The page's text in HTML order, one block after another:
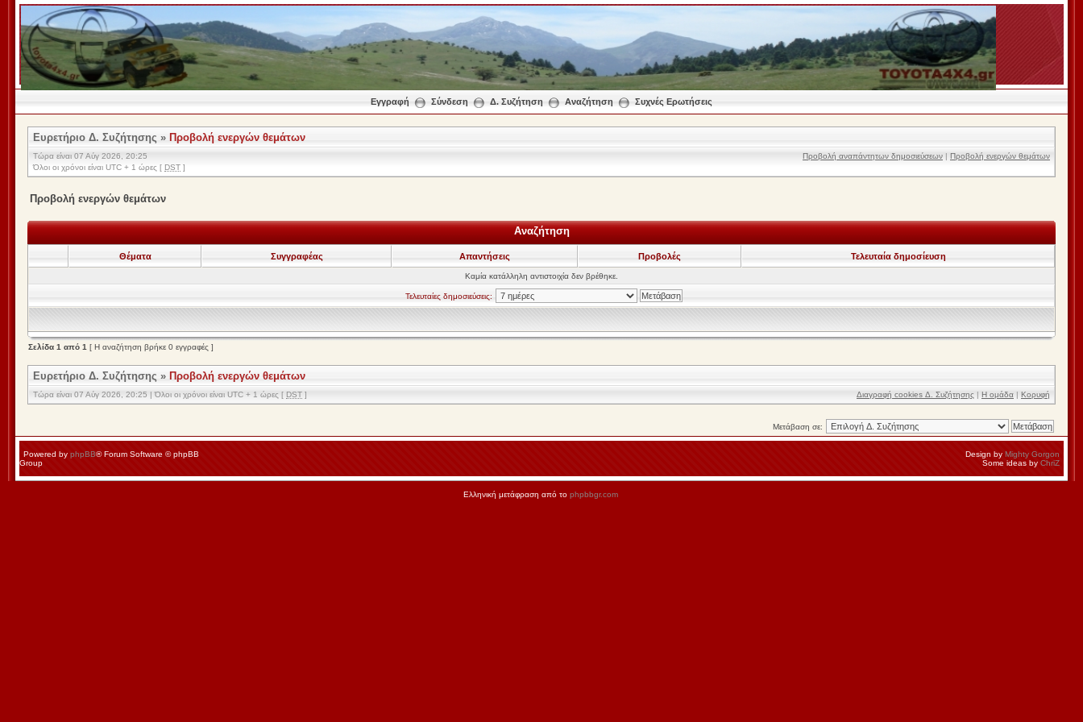
Εγγραφή Σύνδεση Δ. Συζήτηση Αναζήτηση Συχνές Ερωτήσεις
Ευρετήριο Δ. Συζήτησης » Προβολή ενεργών θεμάτων
Τώρα είναι 07 Αύγ 2026, 20:25
Όλοι οι χρόνοι είναι UTC + 1 ώρες [ DST ]
Προβολή αναπάντητων δημοσιεύσεων | Προβολή ενεργών θεμάτων
Προβολή ενεργών θεμάτων
Αναζήτηση
Θέματα Συγγραφέας Απαντήσεις Προβολές Τελευταία δημοσίευση
Καμία κατάλληλη αντιστοιχία δεν βρέθηκε.
Τελευταίες δημοσιεύσεις:
Σελίδα 1 από 1 [ Η αναζήτηση βρήκε 0 εγγραφές ]
Ευρετήριο Δ. Συζήτησης » Προβολή ενεργών θεμάτων
Τώρα είναι 07 Αύγ 2026, 20:25 | Όλοι οι χρόνοι είναι UTC + 1 ώρες [ DST ] Διαγραφή cookies Δ. Συζήτησης | Η ομάδα | Κορυφή
Μετάβαση σε:
Powered by phpBB® Forum Software © phpBB
Group
Design by Mighty Gorgon
Some ideas by ChriZ
Ελληνική μετάφραση από το phpbbgr.com